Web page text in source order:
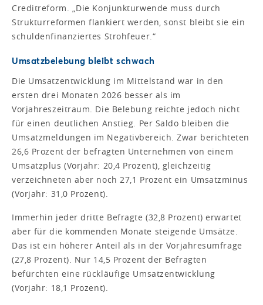
Creditreform. „Die Konjunkturwende muss durch
Strukturreformen flankiert werden, sonst bleibt sie ein
schuldenfinanziertes Strohfeuer.“
Umsatzbelebung bleibt schwach
Die Umsatzentwicklung im Mittelstand war in den
ersten drei Monaten 2026 besser als im
Vorjahreszeitraum. Die Belebung reichte jedoch nicht
für einen deutlichen Anstieg. Per Saldo bleiben die
Umsatzmeldungen im Negativbereich. Zwar berichteten
26,6 Prozent der befragten Unternehmen von einem
Umsatzplus (Vorjahr: 20,4 Prozent), gleichzeitig
verzeichneten aber noch 27,1 Prozent ein Umsatzminus
(Vorjahr: 31,0 Prozent).
Immerhin jeder dritte Befragte (32,8 Prozent) erwartet
aber für die kommenden Monate steigende Umsätze.
Das ist ein höherer Anteil als in der Vorjahresumfrage
(27,8 Prozent). Nur 14,5 Prozent der Befragten
befürchten eine rückläufige Umsatzentwicklung
(Vorjahr: 18,1 Prozent).